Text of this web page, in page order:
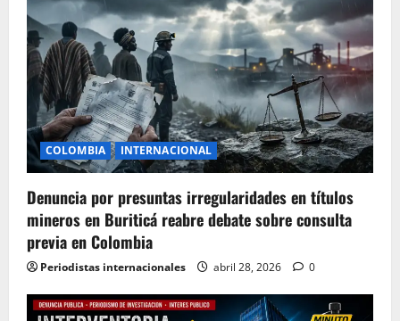
COLOMBIA INTERNACIONAL
Denuncia por presuntas irregularidades en títulos
mineros en Buriticá reabre debate sobre consulta
previa en Colombia
Periodistas internacionales abril 28, 2026 0